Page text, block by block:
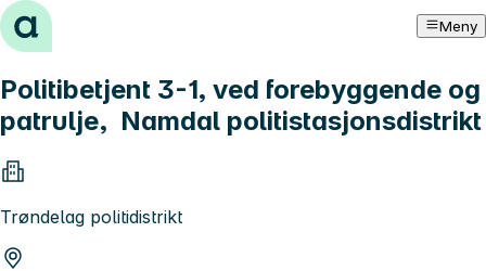
Hopp til innhold Meny
Politibetjent 3-1, ved forebyggende og
patrulje, Namdal politistasjonsdistrikt
Trøndelag politidistrikt